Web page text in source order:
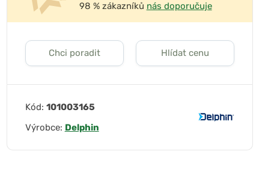
98 % zákazníků nás doporučuje
Chci poradit Hlídat cenu
Kód: 101003165
Výrobce: Delphin